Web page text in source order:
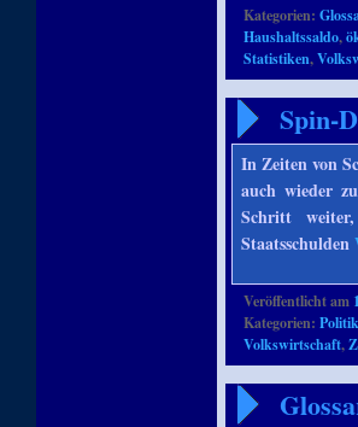
Kategorien:
Haushaltssaldo,
Statistiken,
Spin-
In Zeiten von
auch wieder
Schritt
Staatsschulden
Veröffentlicht am
Kategorien:Politik
Volkswirtschaft,